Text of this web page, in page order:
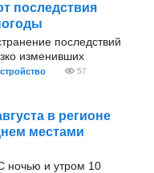
последствия
последствий
изменивших
57
в регионе
местами
ночью и утром 10